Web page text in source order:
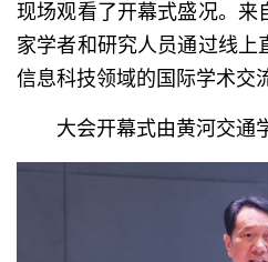
现场观看了开幕式盛况。来
家学者和研究人员通过线上
信息科技领域的国际学术交
大会开幕式由黄河交通